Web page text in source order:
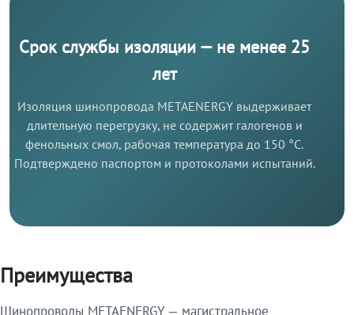
Срок службы изоляции — не менее 25
лет
Изоляция шинопровода METAENERGY выдерживает
длительную перегрузку, не содержит галогенов и
фенольных смол, рабочая температура до 150 °C.
Подтверждено паспортом и протоколами испытаний.
Преимущества
Шинопроводы METAENERGY — магистральное